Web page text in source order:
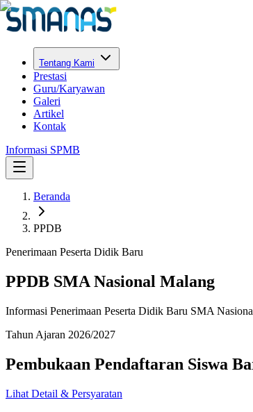
Tentang Kami
Prestasi
Guru/Karyawan
Galeri
Artikel
Kontak
Informasi SPMB
Beranda
PPDB
Penerimaan Peserta Didik Baru
PPDB SMA Nasional Malang
Informasi Penerimaan Peserta Didik Baru SMA
Tahun Ajaran 2026/2027
Pembukaan Pendaftaran Siswa
Lihat Detail & Persyaratan